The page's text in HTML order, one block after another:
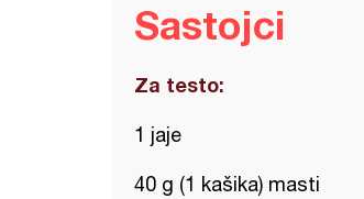
Sastojci
Za testo:
1 jaje
40 g (1 kašika) masti